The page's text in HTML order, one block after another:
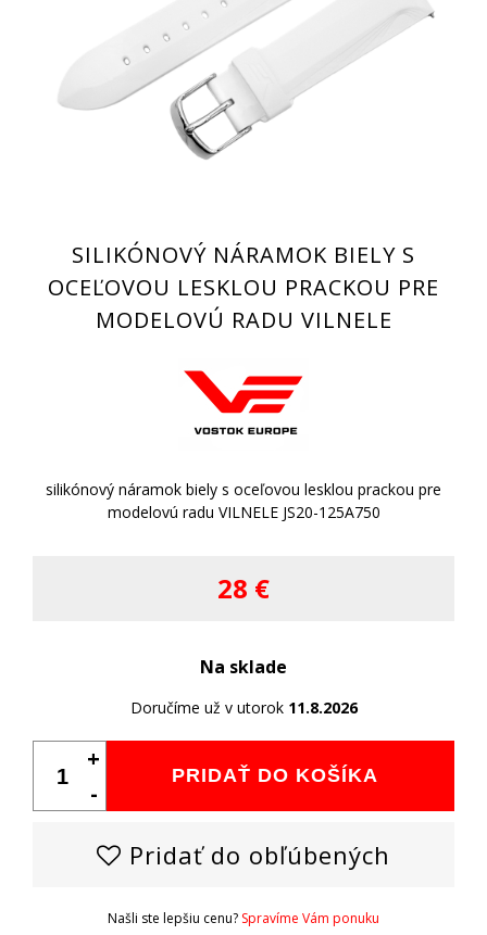
SILIKÓNOVÝ NÁRAMOK BIELY S
OCEĽOVOU LESKLOU PRACKOU PRE
MODELOVÚ RADU VILNELE
silikónový náramok biely s oceľovou lesklou prackou pre
modelovú radu VILNELE JS20-125A750
28 €
Na sklade
Doručíme už v utorok 11.8.2026
PRIDAŤ DO KOŠÍKA
+
-
Pridať do obľúbených
Našli ste lepšiu cenu? Spravíme Vám ponuku